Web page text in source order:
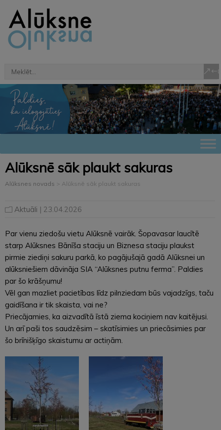
Alūksnē sāk plaukt sakuras
Alūksnes novads > Alūksnē sāk plaukt sakuras
Aktuāli | 23.04.2026
Par vienu ziedošu vietu Alūksnē vairāk. Šopavasar laucītē
starp Alūksnes Bānīša staciju un Biznesa staciju plaukst
pirmie ziediņi sakuru parkā, ko pagājušajā gadā Alūksnei un
alūksniešiem dāvināja SIA “Alūksnes putnu ferma”. Paldies
par šo krāšņumu!
Vēl gan mazliet pacietības līdz pilnziedam būs vajadzīgs, taču
gaidīšana ir tik skaista, vai ne?
Priecājamies, ka aizvadītā īstā ziema kociņiem nav kaitējusi.
Un arī paši tos saudzēsim – skatīsimies un priecāsimies par
šo brīnišķīgo skaistumu ar actiņām.